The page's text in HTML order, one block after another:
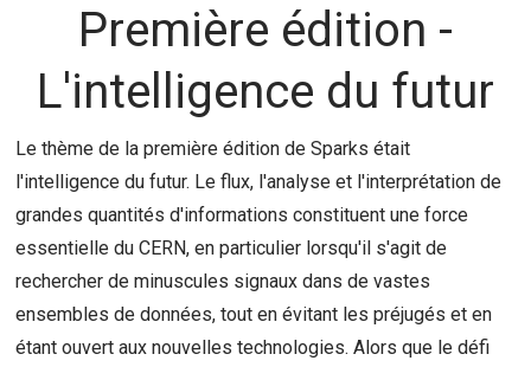
Première édition -
L'intelligence du futur
Le thème de la première édition de Sparks était
l'intelligence du futur. Le flux, l'analyse et l'interprétation de
grandes quantités d'informations constituent une force
essentielle du CERN, en particulier lorsqu'il s'agit de
rechercher de minuscules signaux dans de vastes
ensembles de données, tout en évitant les préjugés et en
étant ouvert aux nouvelles technologies. Alors que le défi